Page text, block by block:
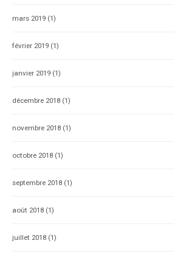
mars 2019 (1)
février 2019 (1)
janvier 2019 (1)
décembre 2018 (1)
novembre 2018 (1)
octobre 2018 (1)
septembre 2018 (1)
août 2018 (1)
juillet 2018 (1)